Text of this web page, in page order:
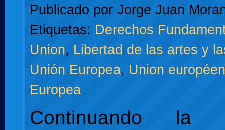
Publicado por Jorge Juan
Etiquetas: Derechos
Union, Libertad de las artes y
Unión Europea, Union
Europea
Continuando la